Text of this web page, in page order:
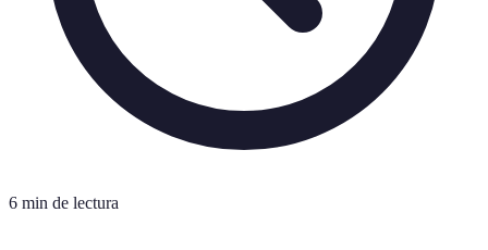
6 min de lectura